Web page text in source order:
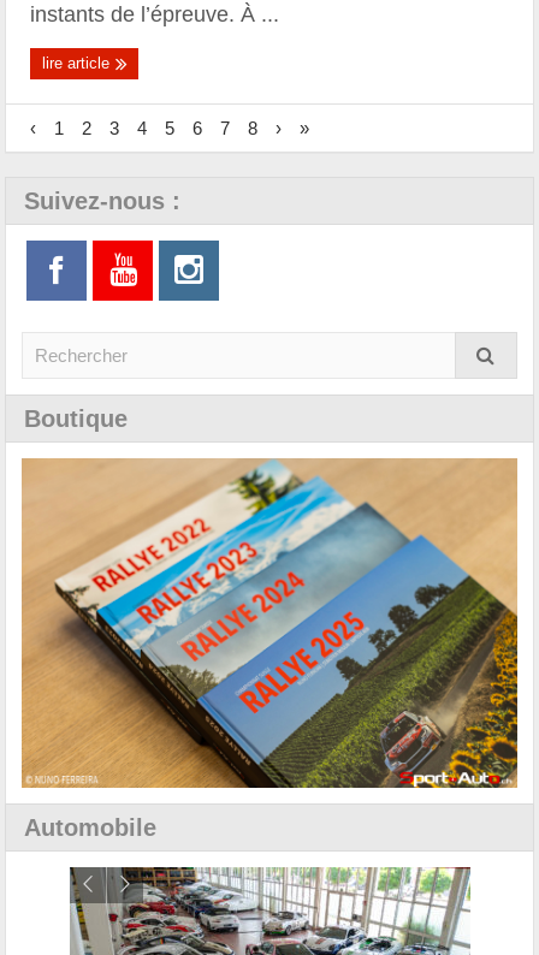
instants de l’épreuve. À ...
lire article
‹ 1 2 3 4 5 6 7 8 › »
Suivez-nous :
Boutique
Automobile